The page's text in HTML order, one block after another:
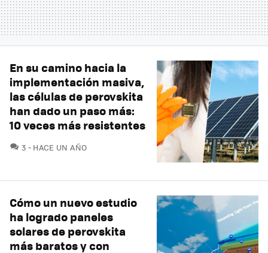
En su camino hacia la
implementación masiva,
las células de perovskita
han dado un paso más:
10 veces más resistentes
3 COMENTARIOS
HACE UN AÑO
Cómo un nuevo estudio
ha logrado paneles
solares de perovskita
más baratos y con